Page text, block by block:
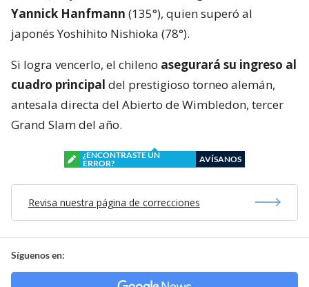
Yannick Hanfmann (135°), quien superó al
japonés Yoshihito Nishioka (78°).
Si logra vencerlo, el chileno asegurará su ingreso al
cuadro principal del prestigioso torneo alemán,
antesala directa del Abierto de Wimbledon, tercer
Grand Slam del año.
¿ENCONTRASTE UN
ERROR?
AVÍSANOS
Revisa nuestra página de correcciones
Síguenos en: